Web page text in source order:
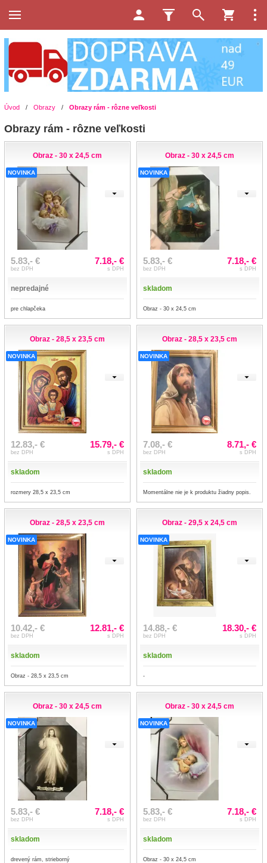
Úvod / Obrazy / Obrazy rám - rôzne veľkosti
Obrazy rám - rôzne veľkosti
Obraz - 30 x 24,5 cm
NOVINKA
5.83,- €
bez DPH
7.18,- €
s DPH
nepredajné
pre chlapčeka
Obraz - 30 x 24,5 cm
NOVINKA
5.83,- €
bez DPH
7.18,- €
s DPH
skladom
Obraz - 30 x 24,5 cm
Obraz - 28,5 x 23,5 cm
NOVINKA
12.83,- €
bez DPH
15.79,- €
s DPH
skladom
rozmery 28,5 x 23,5 cm
Obraz - 28,5 x 23,5 cm
NOVINKA
7.08,- €
bez DPH
8.71,- €
s DPH
skladom
Momentálne nie je k produktu žiadny popis.
Obraz - 28,5 x 23,5 cm
NOVINKA
10.42,- €
bez DPH
12.81,- €
s DPH
skladom
Obraz - 28,5 x 23,5 cm
Obraz - 29,5 x 24,5 cm
NOVINKA
14.88,- €
bez DPH
18.30,- €
s DPH
skladom
-
Obraz - 30 x 24,5 cm
NOVINKA
5.83,- €
bez DPH
7.18,- €
s DPH
skladom
drevený rám, strieborný
Obraz - 30 x 24,5 cm
NOVINKA
5.83,- €
bez DPH
7.18,- €
s DPH
skladom
Obraz - 30 x 24,5 cm